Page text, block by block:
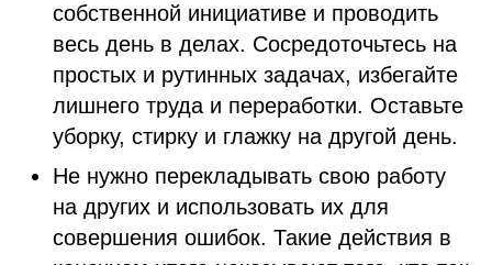
собственной инициативе и проводить
весь день в делах. Сосредоточьтесь на
простых и рутинных задачах, избегайте
лишнего труда и переработки. Оставьте
уборку, стирку и глажку на другой день.
Не нужно перекладывать свою работу
на других и использовать их для
совершения ошибок. Такие действия в